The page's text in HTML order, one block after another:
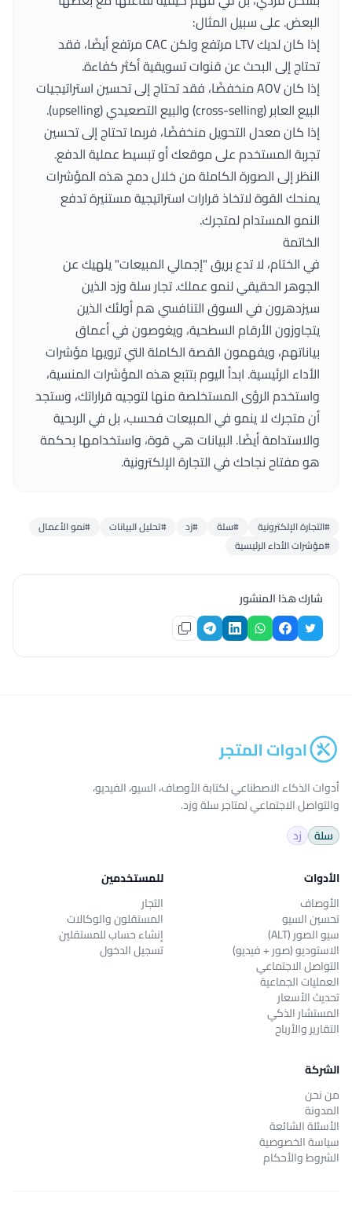
البعض. على سبيل المثال:
إذا كان لديك LTV مرتفع ولكن CAC مرتفع أيضًا، فقد
تحتاج إلى البحث عن قنوات تسويقية أكثر كفاءة.
إذا كان AOV منخفضًا، فقد تحتاج إلى تحسين استراتيجيات
البيع العابر (cross-selling) والبيع التصعيدي (upselling).
إذا كان معدل التحويل منخفضًا، فربما تحتاج إلى تحسين
تجربة المستخدم على موقعك أو تبسيط عملية الدفع.
النظر إلى الصورة الكاملة من خلال دمج هذه المؤشرات
يمنحك القوة لاتخاذ قرارات استراتيجية مستنيرة تدفع
النمو المستدام لمتجرك.
الخاتمة
في الختام، لا تدع بريق "إجمالي المبيعات" يلهيك عن
الجوهر الحقيقي لنمو عملك. تجار سلة وزد الذين
سيزدهرون في السوق التنافسي هم أولئك الذين
يتجاوزون الأرقام السطحية، ويغوصون في أعماق
بياناتهم، ويفهمون القصة الكاملة التي ترويها مؤشرات
الأداء الرئيسية. ابدأ اليوم بتتبع هذه المؤشرات المنسية،
واستخدم الرؤى المستخلصة منها لتوجيه قراراتك، وستجد
أن متجرك لا ينمو في المبيعات فحسب، بل في الربحية
والاستدامة أيضًا. البيانات هي قوة، واستخدامها بحكمة
هو مفتاح نجاحك في التجارة الإلكترونية.
#التجارة الإلكترونية #سلة #زد #تحليل البيانات
#نمو الأعمال
#مؤشرات الأداء الرئيسية
شارك هذا المنشور
أدوات الذكاء الاصطناعي لكتابة الأوصاف، السيو، الفيديو،
والتواصل الاجتماعي لمتاجر سلة وزد.
سلة
زد
الأدوات
الأوصاف
تحسين السيو
سيو الصور (ALT)
الاستوديو (صور + فيديو)
التواصل الاجتماعي
العمليات الجماعية
تحديث الأسعار
المستشار الذكي
التقارير والأرباح
للمستخدمين
التجار
المستقلون والوكالات
إنشاء حساب للمستقلين
تسجيل الدخول
الشركة
من نحن
المدونة
الأسئلة الشائعة
سياسة الخصوصية
الشروط والأحكام